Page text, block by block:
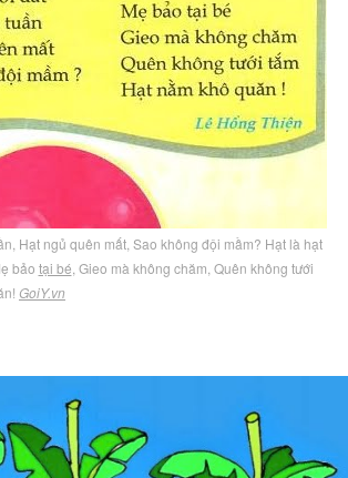
Hạt ngủ quên mất, Sao không đội mầm? Hạt là hạt
bảo tại bé , Gieo mà không chăm, Quên không tưới
GoiY.vn